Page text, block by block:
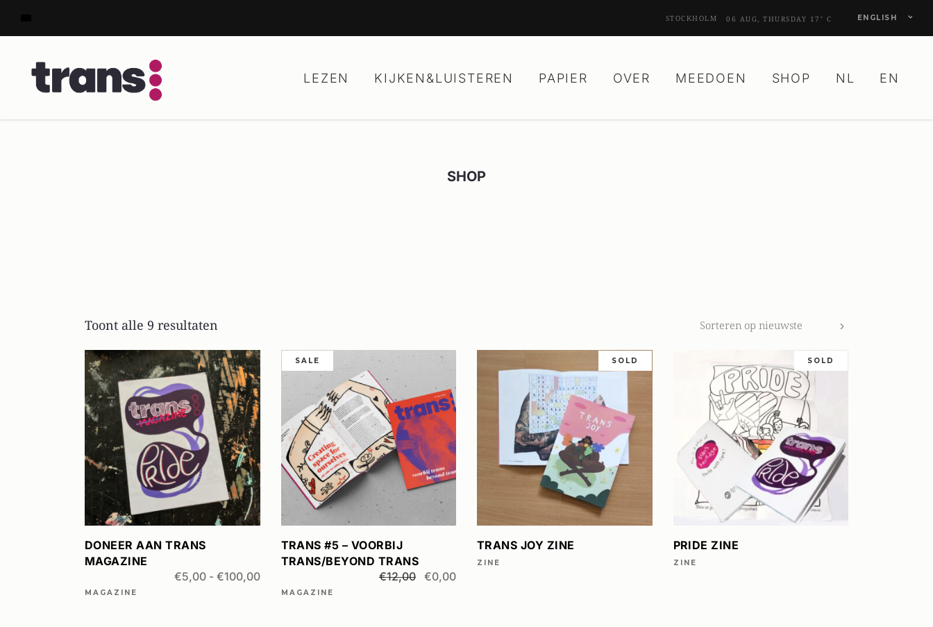
STOCKHOLM 06 AUG, THURSDAY 17 ° C ENGLISH
LEZEN KIJKEN&LUISTEREN PAPIER OVER MEEDOEN SHOP NL EN
SHOP
Toont alle 9 resultaten
op
nieuwste
Sorteren op nieuwste
OPTIES SELECTEREN
Dit
product
heeft
meerdere
variaties.
Deze
gekozen
worden
DONEER AAN TRANS
MAGAZINE
€5,00 - €100,00Prijsklasse:
€5,00
MAGAZINE
SALE
TOEVOEGEN AAN
WINKELWAGEN
TRANS #5 – VOORBIJ
TRANS/BEYOND TRANS
€12,00 Oorspronkelijke
€0,00Huidige
MAGAZINE
SOLD
LEES VERDER
TRANS JOY ZINE
ZINE
SOLD
LEES VERDER
PRIDE ZINE
ZINE